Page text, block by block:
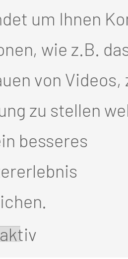
„Lichterglanz
findet
2026
Manja
sich am
um Ihnen
wie z.B.
von Videos,
zu stellen
besseres